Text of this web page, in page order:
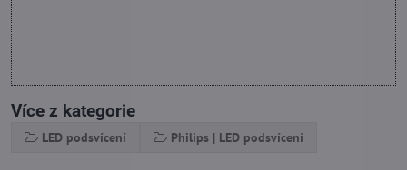
Více z kategorie
LED podsvícení Philips | LED podsvícení